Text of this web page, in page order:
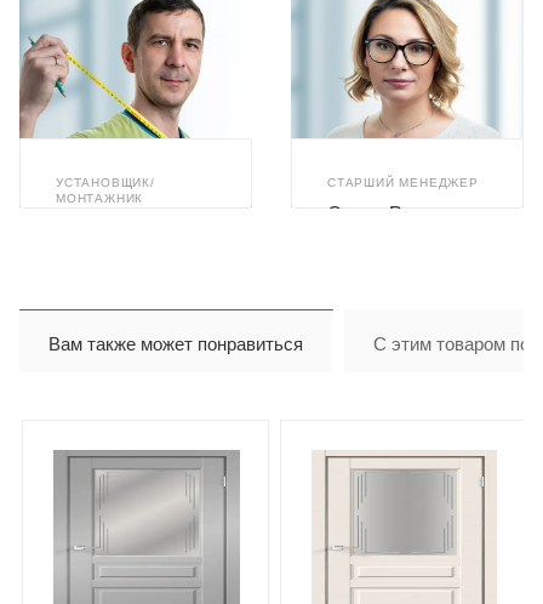
УСТАНОВЩИК/
МОНТАЖНИК
СТАРШИЙ МЕНЕДЖЕР
Олеся Романюк
Вам также может понравиться С этим товаром